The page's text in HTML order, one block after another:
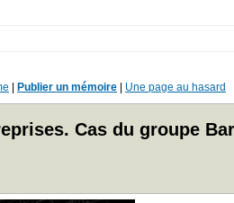
Publier un mémoire Une page au hasard
Cas du groupe